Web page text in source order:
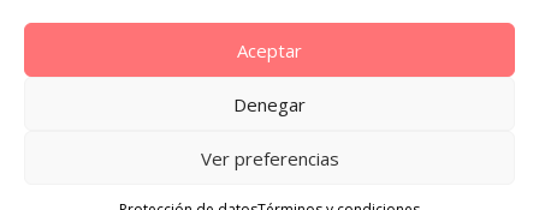
Aceptar
Denegar
Ver preferencias